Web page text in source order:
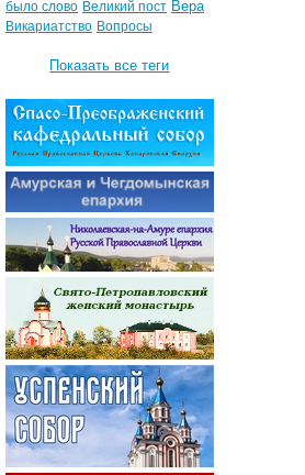
было слово Великий пост Вера
Викариатство Вопросы
Показать все теги